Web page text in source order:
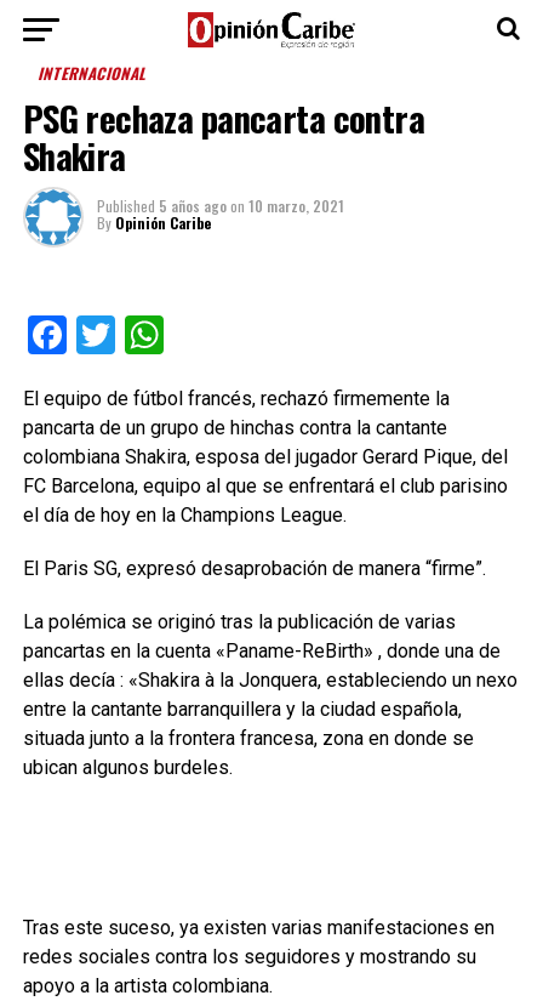
INTERNACIONAL
PSG rechaza pancarta contra
Shakira
Published 5 años agoon 10 marzo, 2021
By Opinión Caribe
Facebook
TwitterWhatsApp
El equipo de fútbol francés, rechazó firmemente la
pancarta de un grupo de hinchas contra la cantante
colombiana Shakira, esposa del jugador Gerard Pique, del
FC Barcelona, equipo al que se enfrentará el club parisino
el día de hoy en la Champions League.
El Paris SG, expresó desaprobación de manera “firme”.
La polémica se originó tras la publicación de varias
pancartas en la cuenta «Paname-ReBirth» , donde una de
ellas decía : «Shakira à la Jonquera, estableciendo un nexo
entre la cantante barranquillera y la ciudad española,
situada junto a la frontera francesa, zona en donde se
ubican algunos burdeles.
Tras este suceso, ya existen varias manifestaciones en
redes sociales contra los seguidores y mostrando su
apoyo a la artista colombiana.